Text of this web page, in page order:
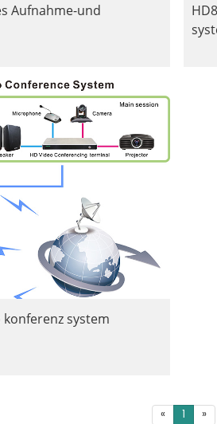
Aufnahme-und
system
« 1 »